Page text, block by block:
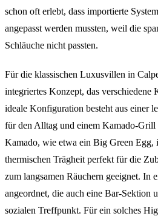
schon oft erlebt, dass importierte
angepasst werden mussten, weil die
Schläuche nicht passten.
Für die klassischen Luxusvillen in
integriertes Konzept, das
ideale Konfiguration besteht aus einer
für den Alltag und einem Kamado-
Kamado, wie etwa ein Big Green Egg,
thermischen Trägheit perfekt für die
zum langsamen Räuchern geeignet. In
angeordnet, die auch eine Bar-Sektion
sozialen Treffpunkt. Für ein solches